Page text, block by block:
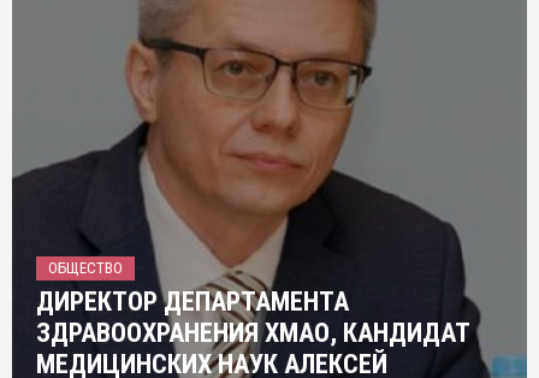
ОБЩЕСТВО
ДИРЕКТОР ДЕПАРТАМЕНТА
ЗДРАВООХРАНЕНИЯ ХМАО, КАНДИДАТ
МЕДИЦИНСКИХ НАУК АЛЕКСЕЙ